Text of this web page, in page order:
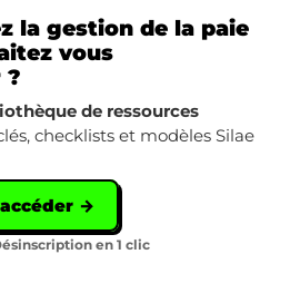
la gestion de la paie
vous
?
de ressources
checklists et modèles Silae
→
en 1 clic